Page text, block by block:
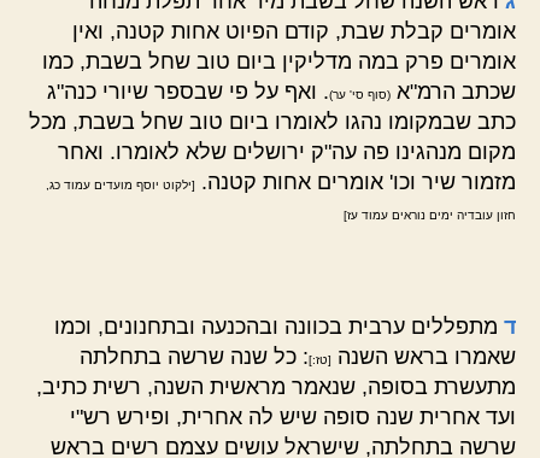
אומרים קבלת שבת, קודם הפיוט אחות קטנה, ואין
אומרים פרק במה מדליקין ביום טוב שחל בשבת, כמו
שכתב הרמ"א (סוף סי' ער). ואף על פי שבספר שיורי כנה"ג
כתב שבמקומו נהגו לאומרו ביום טוב שחל בשבת, מכל
מקום מנהגינו פה עה"ק ירושלים שלא לאומרו. ואחר
מזמור שיר וכו' אומרים אחות קטנה.
[ילקוט יוסף מועדים עמוד כג,
חזון עובדיה ימים נוראים עמוד עז]
ד מתפללים ערבית בכוונה ובהכנעה ובתחנונים, וכמו
שאמרו בראש השנה
[טז:]: כל שנה שרשה בתחלתה
מתעשרת בסופה, שנאמר מראשית השנה, רשית כתיב,
ועד אחרית שנה סופה שיש לה אחרית, ופירש רש"י
שרשה בתחלתה, שישראל עושים עצמם רשים בראש